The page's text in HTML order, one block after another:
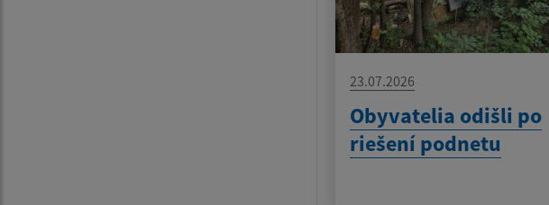
23.07.2026
Obyvatelia odišli po
riešení podnetu